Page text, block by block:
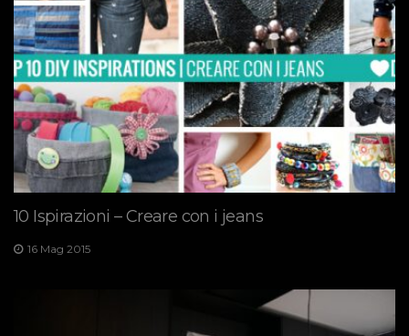
10 Ispirazioni – Creare con i jeans
16 Mag 2015